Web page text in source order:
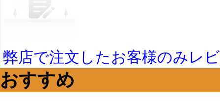
弊店で注文したお客様のみレ
おすすめ